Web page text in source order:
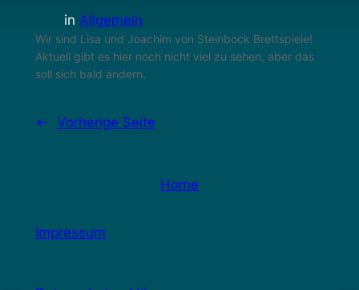
in Allgemein
Wir sind Lisa und Joachim von Steinbock Brettspiele!
Aktuell gibt es hier noch nicht viel zu sehen, aber das
soll sich bald ändern.
← Vorherige Seite
Home
Impressum